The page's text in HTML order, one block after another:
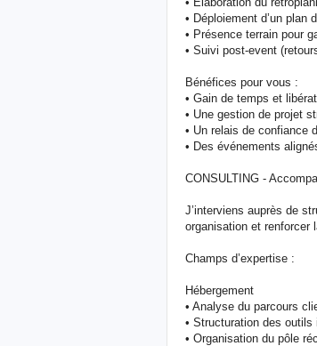
• Déploiement d’un
• Présence terrain pour
• Suivi post-event
Bénéfices pour vous :
• Gain de temps et
• Une gestion de projet
• Un relais de confiance
• Des événements
CONSULTING -
J’interviens auprès de
organisation et renforcer
Champs d’expertise :
Hébergement
• Analyse du parcours
• Structuration des
• Organisation du pôle